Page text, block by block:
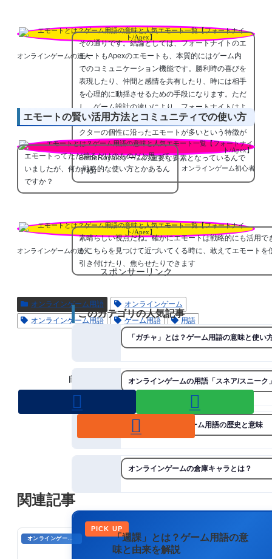
オンラインゲームの達人
その通りです。結論としては、フォートナイトのエ
モートもApexのエモートも、本質的にはゲーム内
でのコミュニケーション機能です。勝利時の喜びを
表現したり、仲間と感情を共有したり、時には相手
を心理的に動揺させるための手段になります。ただ
し、ゲーム設計の違いにより、フォートナイトはよ
り個性的で派手なエモートが多く、Apexはキャラ
クターの個性に沿ったエモートが多いという特徴が
あります。どちらにせよ、エモート文化は
BattleRoyaleゲームの重要な要素となっているんで
すね。
エモートの賢い活用方法とコミュニティでの使い方
オンラインゲーム初心者
エモートってただ煽るだけのものだと思って
いましたが、何か戦略的な使い方とかあるん
ですか？
オンラインゲームの達人
素晴らしい視点だね。確かにエモートは戦略的にも活用で
がこちらを見つけて近づいてくる時に、敢えてエモートを
引き付けたり、焦らせたりできます
このカテゴリの人気記事
「ガチャ」とは？ゲーム用語の意味と使い
オンラインゲームの用語「スネア/スニーク
「latter」とは？ゲーム用語の歴史と意味
オンラインゲームの倉庫キャラとは？
PICK UP
スポンサーリンク
オンラインゲーム用語
オンラインゲーム
オンラインゲーム用語
ゲーム用語 用語
スポンサーリンク
自称プロゲーマーをフォローする
関連記事
「週課」とは？ゲーム用語の意
味と由来を解説